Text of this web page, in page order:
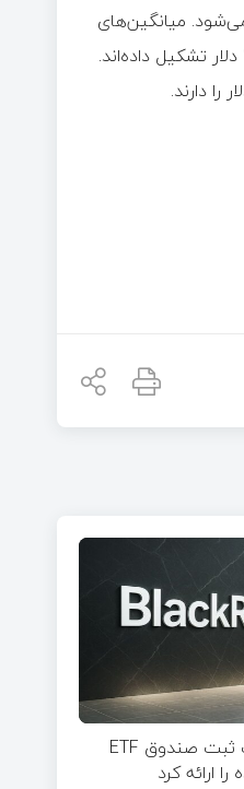
۱۰ و ۲۰ روزه خود در نزدیکی ۴۴۵۰ دلار معامله می‌شود. میانگین‌های
متحرک بلندمدت‌تر ۵۰ و ۱۰۰ روزه همچنان روند صعودی دارند و یک منطقه حمایتی بین ۴۰۰۰ تا ۴۳۰۰ دلار تشکیل داده‌اند.
بلک‌راک درخواست ثبت صندوق ETF
ارائه کرد